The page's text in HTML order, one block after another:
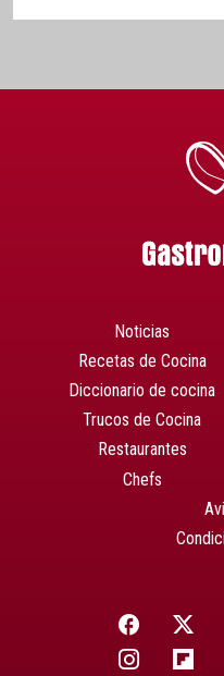
Noticias
Recetas de Cocina
Diccionario de cocina
Trucos de Cocina
Restaurantes
Chefs